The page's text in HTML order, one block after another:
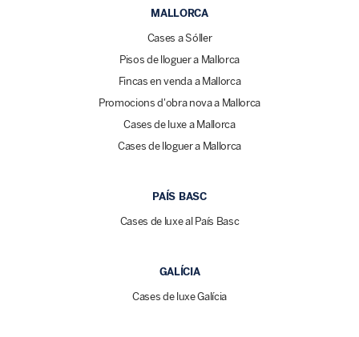
MALLORCA
Cases a Sóller
Pisos de lloguer a Mallorca
Fincas en venda a Mallorca
Promocions d'obra nova a Mallorca
Cases de luxe a Mallorca
Cases de lloguer a Mallorca
PAÍS BASC
Cases de luxe al País Basc
GALÍCIA
Cases de luxe Galícia